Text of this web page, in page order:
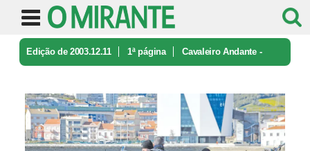
Edição de 2003.12.11 1ª página Cavaleiro Andante -